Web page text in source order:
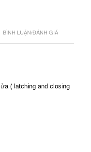
BÌNH LUẬN/ĐÁNH GIÁ
( latching and closing